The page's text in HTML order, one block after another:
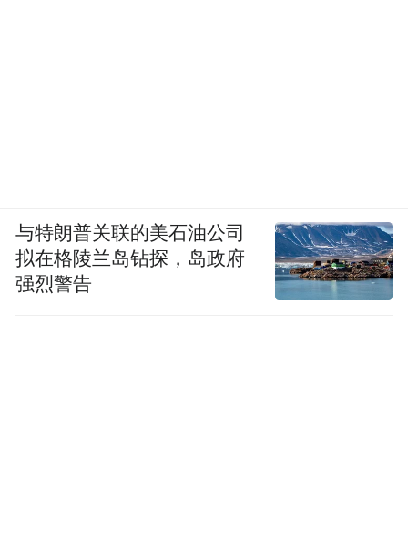
与特朗普关联的美石油公司
拟在格陵兰岛钻探，岛政府
强烈警告